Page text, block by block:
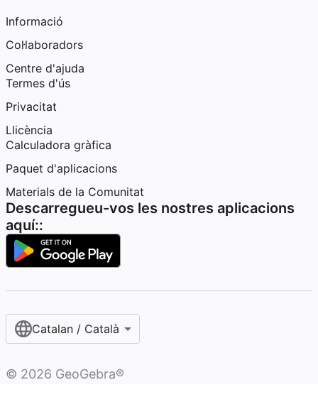
Informació
Col·laboradors
Centre d'ajuda
Termes d'ús
Privacitat
Llicència
Calculadora gràfica
Paquet d'aplicacions
Materials de la Comunitat
Descarregueu-vos les nostres aplicacions
aquí::
Catalan / Català
© 2026 GeoGebra®